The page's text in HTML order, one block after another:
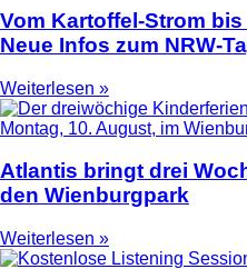
Vom Kartoffel-Strom
Neue Infos zum NRW-
Weiterlesen »
Atlantis bringt drei
den Wienburgpark
Weiterlesen »